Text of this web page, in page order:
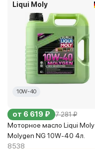
Liqui Moly
10W-40
от 6 619 ₽ 7 281 ₽
Моторное масло Liqui Moly
Molygen NG 10W-40 4л.
8538